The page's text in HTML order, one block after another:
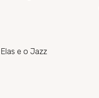
Elas e o Jazz